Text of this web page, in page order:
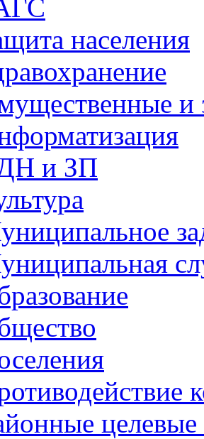
населения
и
и ЗП